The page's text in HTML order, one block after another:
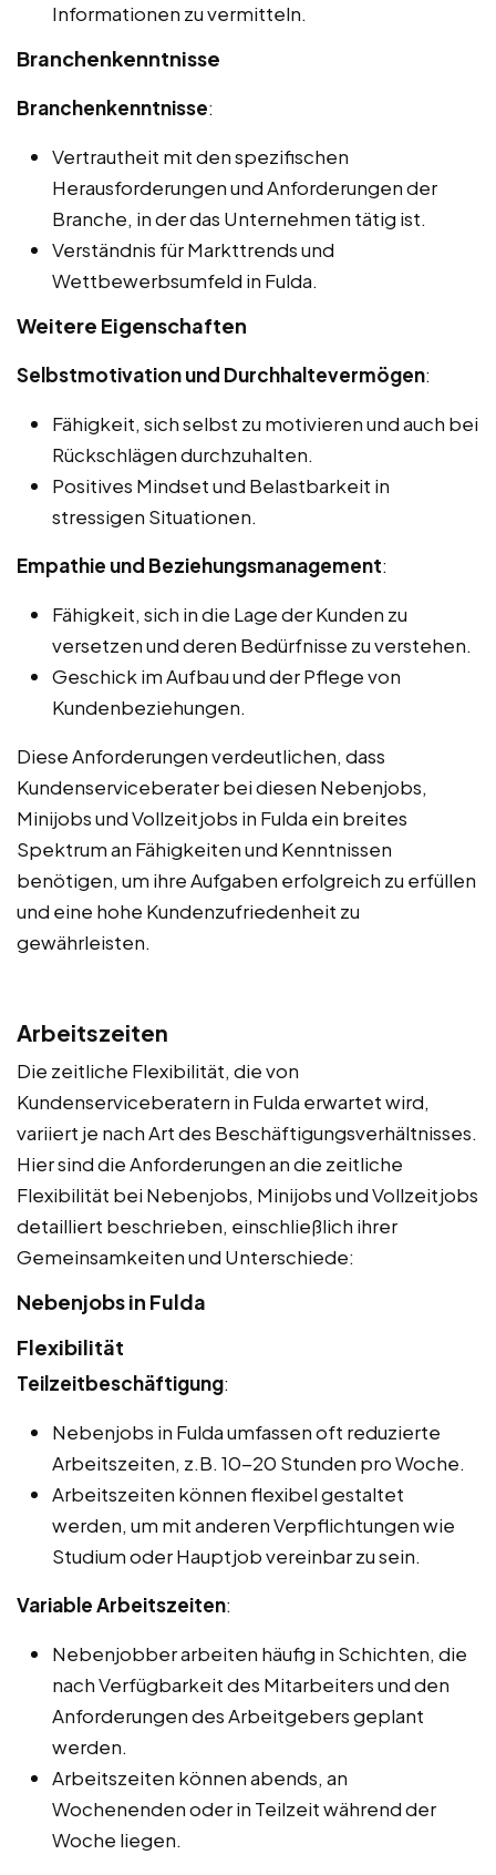
Informationen zu vermitteln.
Branchenkenntnisse
Branchenkenntnisse:
Vertrautheit mit den spezifischen
Herausforderungen und Anforderungen der
Branche, in der das Unternehmen tätig ist.
Verständnis für Markttrends und
Wettbewerbsumfeld in Fulda.
Weitere Eigenschaften
Selbstmotivation und Durchhaltevermögen:
Fähigkeit, sich selbst zu motivieren und auch bei
Rückschlägen durchzuhalten.
Positives Mindset und Belastbarkeit in
stressigen Situationen.
Empathie und Beziehungsmanagement:
Fähigkeit, sich in die Lage der Kunden zu
versetzen und deren Bedürfnisse zu verstehen.
Geschick im Aufbau und der Pflege von
Kundenbeziehungen.
Diese Anforderungen verdeutlichen, dass
Kundenserviceberater bei diesen Nebenjobs,
Minijobs und Vollzeitjobs in Fulda ein breites
Spektrum an Fähigkeiten und Kenntnissen
benötigen, um ihre Aufgaben erfolgreich zu erfüllen
und eine hohe Kundenzufriedenheit zu
gewährleisten.
Arbeitszeiten
Die zeitliche Flexibilität, die von
Kundenserviceberatern in Fulda erwartet wird,
variiert je nach Art des Beschäftigungsverhältnisses.
Hier sind die Anforderungen an die zeitliche
Flexibilität bei Nebenjobs, Minijobs und Vollzeitjobs
detailliert beschrieben, einschließlich ihrer
Gemeinsamkeiten und Unterschiede:
Nebenjobs in Fulda
Flexibilität
Teilzeitbeschäftigung:
Nebenjobs in Fulda umfassen oft reduzierte
Arbeitszeiten, z.B. 10-20 Stunden pro Woche.
Arbeitszeiten können flexibel gestaltet
werden, um mit anderen Verpflichtungen wie
Studium oder Hauptjob vereinbar zu sein.
Variable Arbeitszeiten:
Nebenjobber arbeiten häufig in Schichten, die
nach Verfügbarkeit des Mitarbeiters und den
Anforderungen des Arbeitgebers geplant
werden.
Arbeitszeiten können abends, an
Wochenenden oder in Teilzeit während der
Woche liegen.